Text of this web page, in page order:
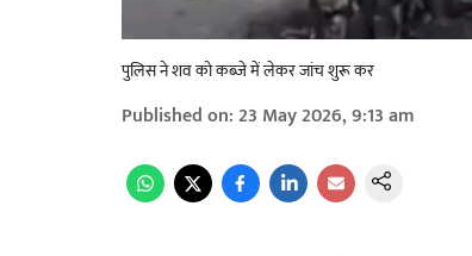
पुलिस ने शव को कब्जे में लेकर जांच शुरू कर
Published on:23 May 2026, 9:13 am